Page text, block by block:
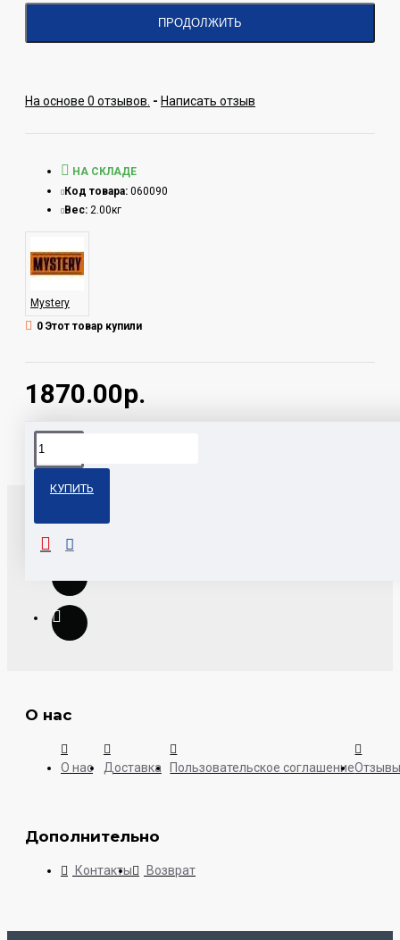
ПРОДОЛЖИТЬ
На основе 0 отзывов. - Написать отзыв
1870.00р.
НА СКЛАДЕ
Код товара: 060090
Вес: 2.00кг
Mystery
0 Этот товар купили
КУПИТЬ
Теги:
О нас
О нас Доставка Пользовательское соглашение
Дополнительно
Контакты Возврат